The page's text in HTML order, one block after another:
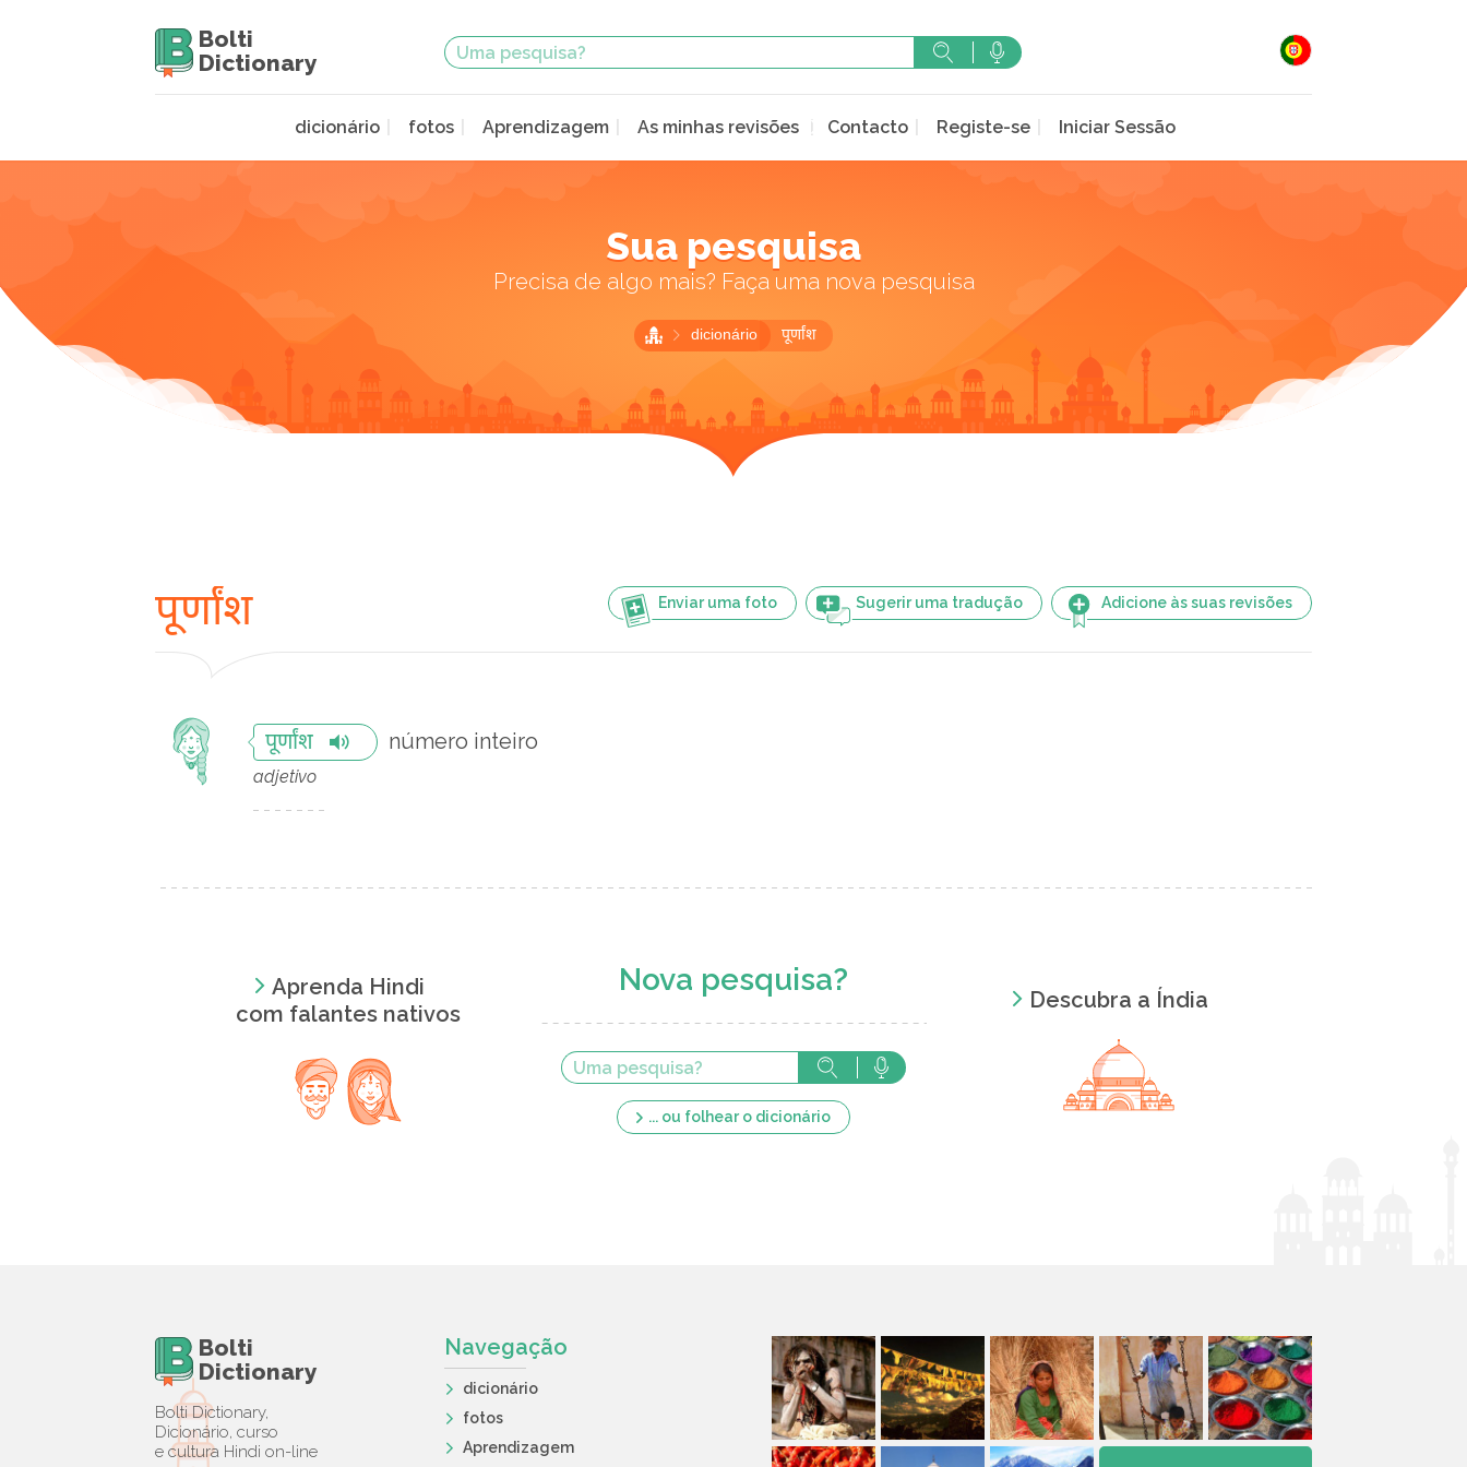
Bolti
Dictionary
dicionário fotos Aprendizagem As minhas revisões Contacto Registe-se Iniciar Sessão
Sua pesquisa
Precisa de algo mais? Faça uma nova pesquisa
dicionário पूर्णांश
Enviar uma foto Sugerir uma tradução Adicione às suas revisões
पूर्णांश
पूर्णांश número inteiro
adjetivo
Aprenda Hindi
com falantes nativos
Nova pesquisa?
... ou folhear o dicionário
Descubra a Índia
Bolti
Dictionary
Bolti Dictionary,
Dicionário, curso
e cultura Hindi on-line
Navegação
dicionário
fotos
Aprendizagem